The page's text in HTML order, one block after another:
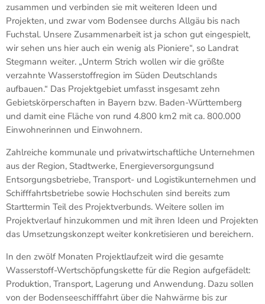
zusammen und verbinden sie mit weiteren Ideen und
Projekten, und zwar vom Bodensee durchs Allgäu bis nach
Fuchstal. Unsere Zusammenarbeit ist ja schon gut eingespielt,
wir sehen uns hier auch ein wenig als Pioniere“, so Landrat
Stegmann weiter. „Unterm Strich wollen wir die größte
verzahnte Wasserstoffregion im Süden Deutschlands
aufbauen.“ Das Projektgebiet umfasst insgesamt zehn
Gebietskörperschaften in Bayern bzw. Baden-Württemberg
und damit eine Fläche von rund 4.800 km2 mit ca. 800.000
Einwohnerinnen und Einwohnern.
Zahlreiche kommunale und privatwirtschaftliche Unternehmen
aus der Region, Stadtwerke, Energieversorgungsund
Entsorgungsbetriebe, Transport- und Logistikunternehmen und
Schifffahrtsbetriebe sowie Hochschulen sind bereits zum
Starttermin Teil des Projektverbunds. Weitere sollen im
Projektverlauf hinzukommen und mit ihren Ideen und Projekten
das Umsetzungskonzept weiter konkretisieren und bereichern.
In den zwölf Monaten Projektlaufzeit wird die gesamte
Wasserstoff-Wertschöpfungskette für die Region aufgefädelt:
Produktion, Transport, Lagerung und Anwendung. Dazu sollen
von der Bodenseeschifffahrt über die Nahwärme bis zur